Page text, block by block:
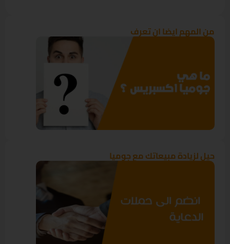
من المهم ايضا ان تعرف
حيل لزيادة مبيعاتك مع جوميا